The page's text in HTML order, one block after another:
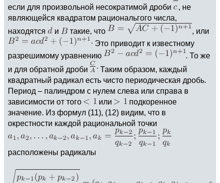
если для произвольной несократимой дроби
, не
являющейся квадратом рациональгого числа,
находятся
и такие, что
, или
Это приводит к известному
разрешимому уравнению
. То же
и для обратной дроби
Таким образом, каждый
квадратный радикал есть чисто периодическая дробь.
Период – палиндром с нулем слева или справа в
зависимости от того
или
подкоренное
значение. Из формул (11), (12) видим, что в
окрестности каждой рациональной точки
расположены радикалы